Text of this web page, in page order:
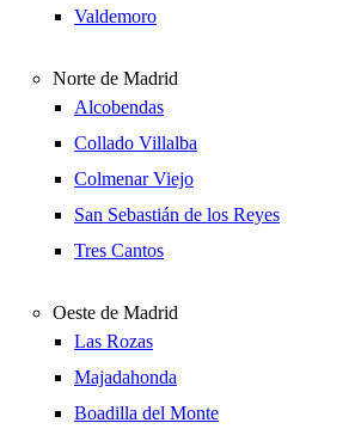
Valdemoro
Norte de Madrid
Alcobendas
Collado Villalba
Colmenar Viejo
San Sebastián de los Reyes
Tres Cantos
Oeste de Madrid
Las Rozas
Majadahonda
Boadilla del Monte